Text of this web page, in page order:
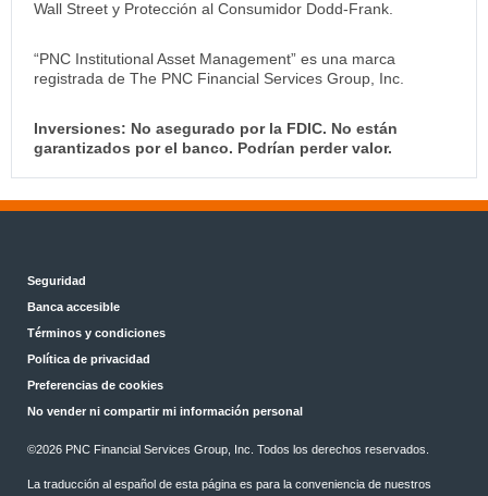
Wall Street y Protección al Consumidor Dodd-Frank.
“PNC Institutional Asset Management” es una marca
registrada de The PNC Financial Services Group, Inc.
Inversiones: No asegurado por la FDIC. No están
garantizados por el banco. Podrían perder valor.
Seguridad
Banca accesible
Términos y condiciones
Política de privacidad
Preferencias de cookies
No vender ni compartir mi información personal
©2026 PNC Financial Services Group, Inc. Todos los derechos reservados.
La traducción al español de esta página es para la conveniencia de nuestros